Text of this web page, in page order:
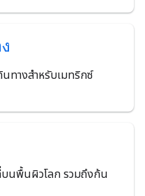
นทางสำหรับเมทริกซ์
บนพื้นผิวโลก รวมถึงก้น